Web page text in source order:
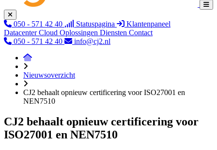
050 - 571 42 40 Statuspagina
Klantenpaneel
Datacenter Cloud Oplossingen Diensten Contact
050 - 571 42 40
info@cj2.nl
Nieuwsoverzicht
CJ2 behaalt opnieuw certificering voor ISO27001 en
NEN7510
CJ2 behaalt opnieuw certificering voor
ISO27001 en NEN7510